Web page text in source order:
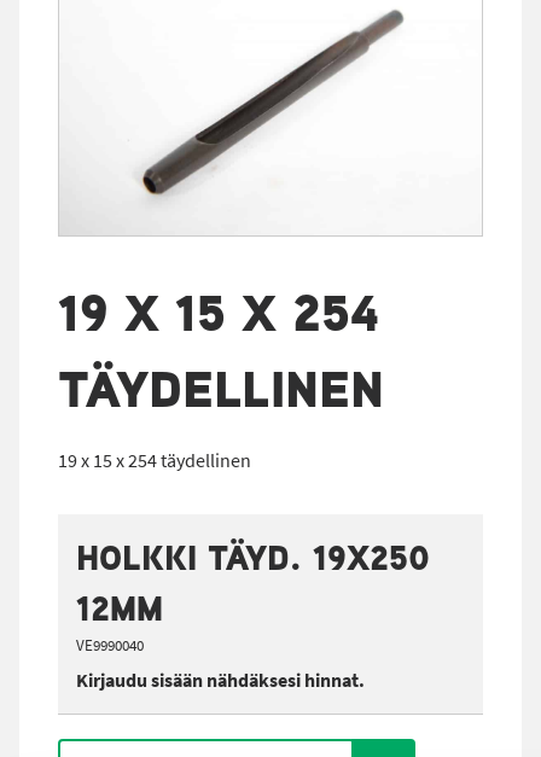
19 X 15 X 254
TÄYDELLINEN
19 x 15 x 254 täydellinen
HOLKKI TÄYD. 19X250
12MM
VE9990040
Kirjaudu sisään nähdäksesi hinnat.